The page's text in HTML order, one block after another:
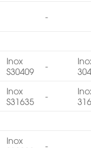
-
Inox
S30409
-
Inox
S31635
-
Inox
-